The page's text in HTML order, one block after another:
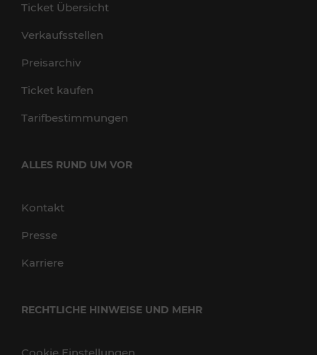
Ticket Übersicht
Verkaufsstellen
Preisarchiv
Ticket kaufen
Tarifbestimmungen
ALLES RUND UM VOR
Kontakt
Presse
Karriere
RECHTLICHE HINWEISE UND MEHR